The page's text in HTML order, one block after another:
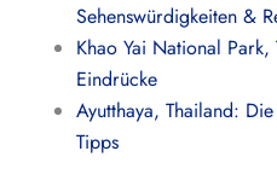
Sehenswürdigkeiten &
Khao Yai National
Eindrücke
Ayutthaya, Thailand:
Tipps